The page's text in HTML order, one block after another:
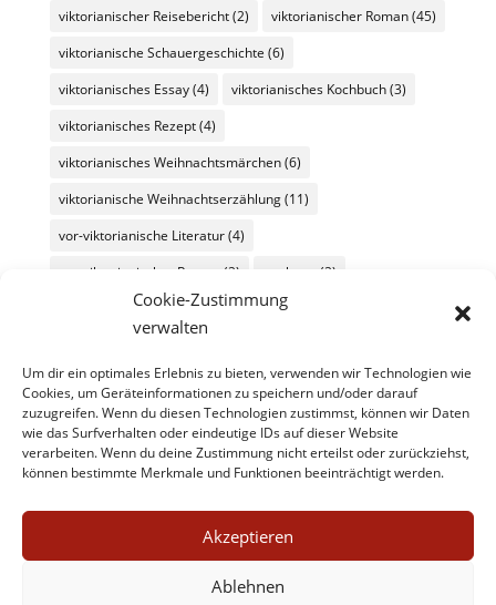
Cookie-Zustimmung
verwalten
Um dir ein optimales Erlebnis zu bieten, verwenden wir Technologien wie
Cookies, um Geräteinformationen zu speichern und/oder darauf
zuzugreifen. Wenn du diesen Technologien zustimmst, können wir Daten
wie das Surfverhalten oder eindeutige IDs auf dieser Website
verarbeiten. Wenn du deine Zustimmung nicht erteilst oder zurückziehst,
können bestimmte Merkmale und Funktionen beeinträchtigt werden.
Akzeptieren
Ablehnen
viktorianischer Reisebericht(2) viktorianischer Roman(45)
viktorianische Schauergeschichte (6)
viktorianisches Essay(4) viktorianisches Kochbuch(3)
viktorianisches Rezept(4)
viktorianisches Weihnachtsmärchen(6)
viktorianische Weihnachtserzählung(11)
vor-viktorianische Literatur(4)
vor-viktorianischer Roman
(2) werbung
(2)
Wochenüberblick(26) Wochenübersicht
zeitgenössische Literatur/kulturmagazin@8ung.info(1)
Zitat(45)